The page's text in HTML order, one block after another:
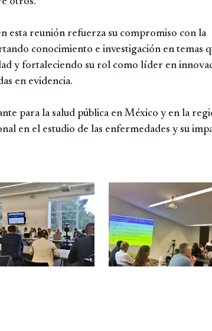
esta reunión refuerza su compromiso con la
conocimiento e investigación en temas
y fortaleciendo su rol como líder en
en evidencia.
para la salud pública en México y en la
en el estudio de las enfermedades y su